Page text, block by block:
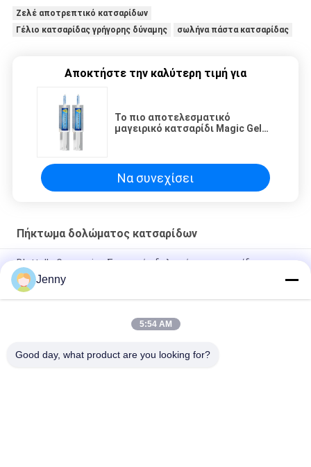
Ζελέ αποτρεπτικό κατσαρίδων
Γέλιο κατσαρίδας γρήγορης δύναμης
σωλήνα πάστα κατσαρίδας
Αποκτήστε την καλύτερη τιμή για
Το πιο αποτελεσματικό
μαγειρικό κατσαρίδι Magic Gel
Να συνεχίσει
Πήκτωμα δολώματος κατσαρίδων
Blattella Germanica Σειριακός δολοφόνος κατσαρίδων
PfDNV Βιολογικός δολοφόνος κατσαρίδων Blackbeetle
Attractant Ασφαλής για ανθρώπους και κατοικίδια ζώα
Νερό Τρόφιμα μολυσμένα Ζαχαρωτά Gel δόλωμα για
Jenny
5:54 AM
Good day, what product are you looking for?